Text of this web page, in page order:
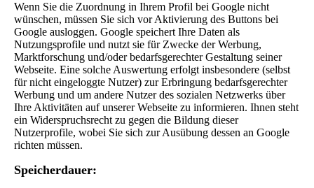
Wenn Sie die Zuordnung in Ihrem Profil bei Google nicht
wünschen, müssen Sie sich vor Aktivierung des Buttons bei
Google ausloggen. Google speichert Ihre Daten als
Nutzungsprofile und nutzt sie für Zwecke der Werbung,
Marktforschung und/oder bedarfsgerechter Gestaltung seiner
Webseite. Eine solche Auswertung erfolgt insbesondere (selbst
für nicht eingeloggte Nutzer) zur Erbringung bedarfsgerechter
Werbung und um andere Nutzer des sozialen Netzwerks über
Ihre Aktivitäten auf unserer Webseite zu informieren. Ihnen steht
ein Widerspruchsrecht zu gegen die Bildung dieser
Nutzerprofile, wobei Sie sich zur Ausübung dessen an Google
richten müssen.
Speicherdauer: